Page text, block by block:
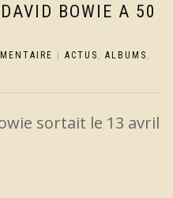
BOWIE A 50
| ACTUS ALBUMS
sortait le 13 avril